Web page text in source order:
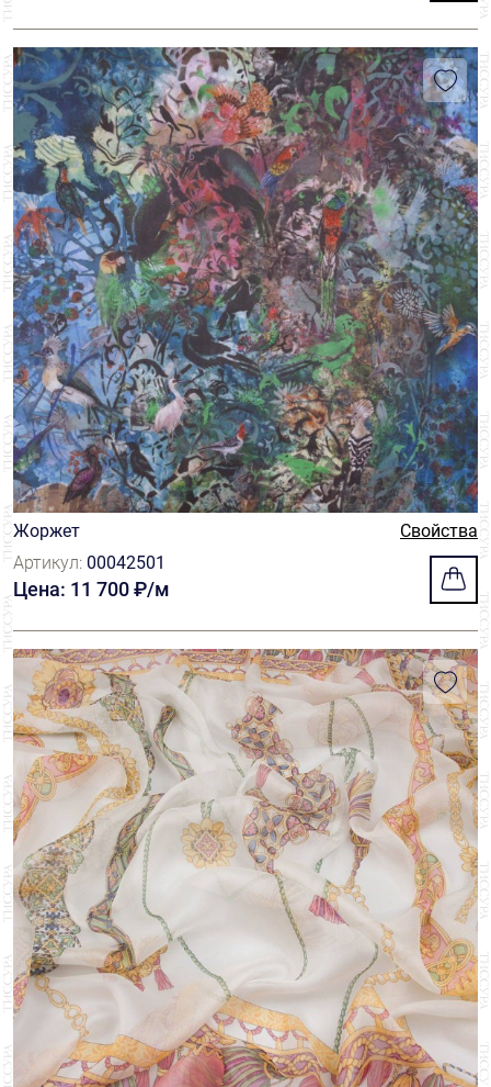
Жоржет
Свойства
Артикул: 00042501
Цена: 11 700 ₽/м